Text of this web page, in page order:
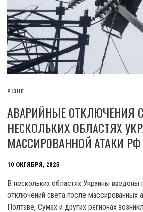
РІЗНЕ
АВАРИЙНЫЕ ОТКЛЮЧЕНИЯ
НЕСКОЛЬКИХ ОБЛАСТЯХ
МАССИРОВАННОЙ АТАКИ РФ
10 ОКТЯБРЯ, 2025
В нескольких областях Украины введены
отключений света после массированных
Полтаве, Сумах и других регионах